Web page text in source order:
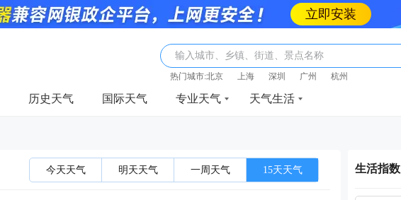
立即安装
输入城市、乡镇、街道、景点名称
热门城市:北京 上海 深圳 广州 杭州
历史天气 国际天气 专业天气 天气生活
今天天气 明天天气 一周天气 15天天气 生活指数